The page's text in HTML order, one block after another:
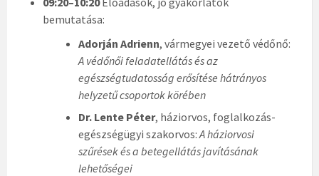
bemutatása:
Adorján Adrienn, vármegyei vezető védőnő:
A védőnői feladatellátás és az
egészségtudatosság erősítése hátrányos
helyzetű csoportok körében
Dr. Lente Péter, háziorvos, foglalkozás-
egészségügyi szakorvos:A háziorvosi
szűrések és a betegellátás javításának
lehetőségei